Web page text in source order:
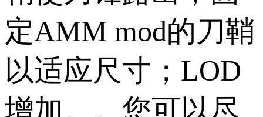
定AMM mod的刀鞘
以适应尺寸；LOD
增加。。您可以尽